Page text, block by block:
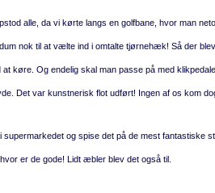
alle, da vi kørte langs en golfbane, hvor man
nok til at vælte ind i omtalte tjørnehæk! Så der
køre. Og endelig skal man passe på med
Det var kunstnerisk flot udført! Ingen af os kom
og spise det på de mest fantastiske
er de gode! Lidt æbler blev det også til.